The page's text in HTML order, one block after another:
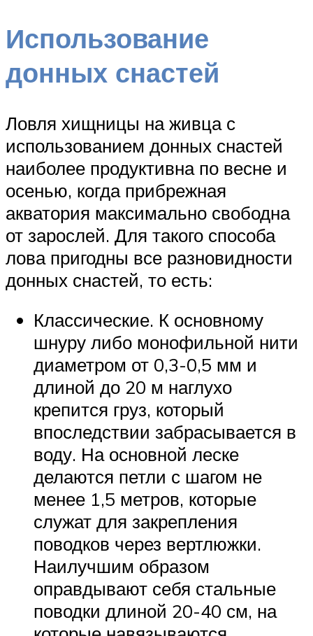
Использование
донных снастей
Ловля хищницы на живца с
использованием донных снастей
наиболее продуктивна по весне и
осенью, когда прибрежная
акватория максимально свободна
от зарослей. Для такого способа
лова пригодны все разновидности
донных снастей, то есть:
Классические. К основному
шнуру либо монофильной нити
диаметром от 0,3-0,5 мм и
длиной до 20 м наглухо
крепится груз, который
впоследствии забрасывается в
воду. На основной леске
делаются петли с шагом не
менее 1,5 метров, которые
служат для закрепления
поводков через вертлюжки.
Наилучшим образом
оправдывают себя стальные
поводки длиной 20-40 см, на